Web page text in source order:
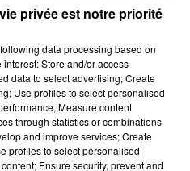
même des conteneurs à
dansLe
très présent en
que l'on jette encore
par la fenêtre de son
se débarrasse de ses
privée est notre priorité
data processing based on
Store and/or access
data to select advertising; Create
Use profiles to select personalised
Measure content
through statistics or combinations
and improve services; Create
profiles to select personalised
Ensure security, prevent and